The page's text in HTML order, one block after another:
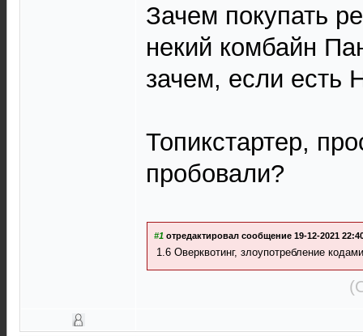
Зачем покупать
некий комбайн
зачем, если есть
Топикстартер,
пробовали?
#1 отредактировал сообщение 19-12-2021
1.6 Оверквотинг, злоупотребление